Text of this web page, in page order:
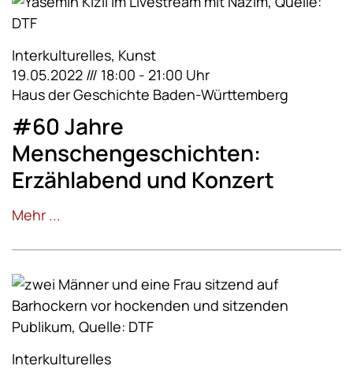
Interkulturelles, Kunst
19.05.2022 /// 18:00 - 21:00 Uhr
Haus der Geschichte Baden-Württemberg
#60 Jahre
Menschengeschichten:
Erzählabend und Konzert
Mehr ...
Interkulturelles